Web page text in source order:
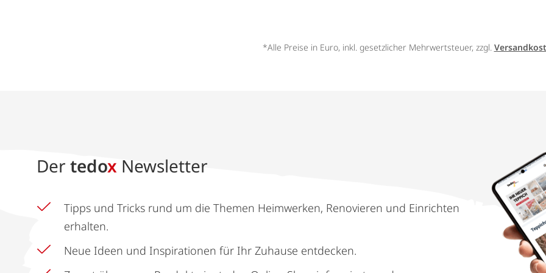
*Alle Preise in Euro, inkl. gesetzlicher Mehrwertsteuer, zzgl.
Der tedox Newsletter
Tipps und Tricks rund um die Themen Heimwerken, Renovieren und Einrichten
erhalten.
Neue Ideen und Inspirationen für Ihr Zuhause entdecken.